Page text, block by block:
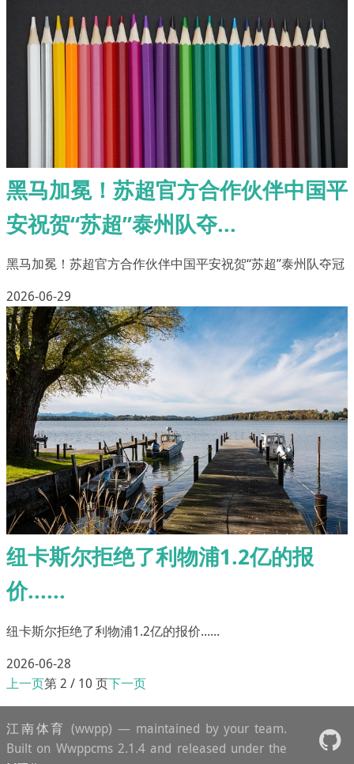
黑马加冕！苏超官方合作伙伴中国平
安祝贺“苏超”泰州队夺...
黑马加冕！苏超官方合作伙伴中国平安祝贺“苏超”泰州队夺冠
2026-06-29
纽卡斯尔拒绝了利物浦1.2亿的报
价......
纽卡斯尔拒绝了利物浦1.2亿的报价......
2026-06-28
上一页第 2 / 10 页下一页
江南体育 (wwpp) — maintained by your team.
Built on Wwppcms 2.1.4 and released under the